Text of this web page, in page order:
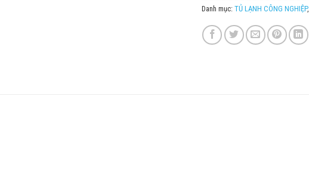
Danh mục: TỦ LẠNH CÔNG NGHIỆP,